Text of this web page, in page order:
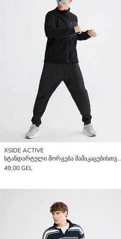
XSIDE ACTIVE
სტანდარტული მორგება მამაკაცებისთვის ჯოგერ სპორტული შარვალი
49,00 GEL